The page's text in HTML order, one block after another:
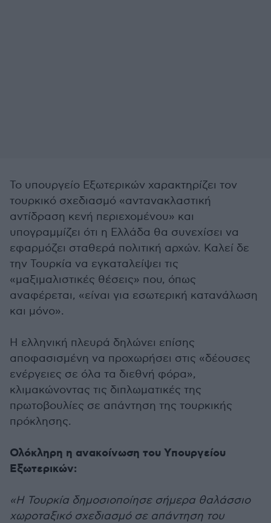
Το υπουργείο Εξωτερικών χαρακτηρίζει τον
τουρκικό σχεδιασμό «αντανακλαστική
αντίδραση κενή περιεχομένου» και
υπογραμμίζει ότι η Ελλάδα θα συνεχίσει να
εφαρμόζει σταθερά πολιτική αρχών. Καλεί δε
την Τουρκία να εγκαταλείψει τις
«μαξιμαλιστικές θέσεις» που, όπως
αναφέρεται, «είναι για εσωτερική κατανάλωση
και μόνο».
Η ελληνική πλευρά δηλώνει επίσης
αποφασισμένη να προχωρήσει στις «δέουσες
ενέργειες σε όλα τα διεθνή φόρα»,
κλιμακώνοντας τις διπλωματικές της
πρωτοβουλίες σε απάντηση της τουρκικής
πρόκλησης.
Ολόκληρη η ανακοίνωση του Υπουργείου
Εξωτερικών:
«Η Τουρκία δημοσιοποίησε σήμερα θαλάσσιο
χωροταξικό σχεδιασμό σε απάντηση του